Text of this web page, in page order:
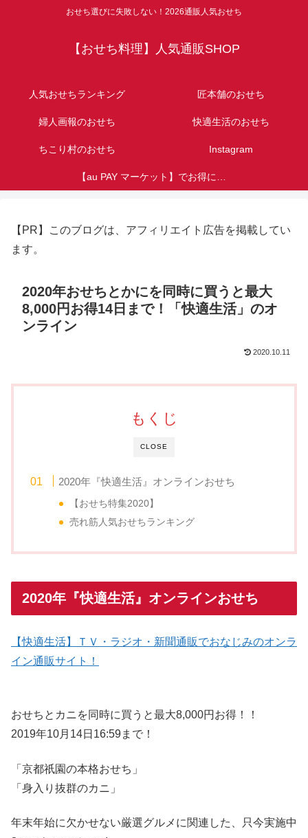
おせち選びに失敗しない！2026通販人気おせち
【おせち料理】人気通販SHOP
人気おせちランキング 匠本舗のおせち
婦人画報のおせち 快適生活のおせち
ちこり村のおせち Instagram
【au PAY マーケット】でお得におせち購入！au・UQユーザー必見！Pontaポイント特典
【PR】このブログは、アフィリエイト広告を掲載してい
ます。
2020年おせちとかにを同時に買うと最大
8,000円お得14日まで！「快適生活」のオ
ンライン
2020.10.11
CLOSE
もくじ
2020年『快適生活』オンラインおせち
【おせち特集2020】
売れ筋人気おせちランキング
2020年『快適生活』オンラインおせち
【快適生活】ＴＶ・ラジオ・新聞通販でおなじみのオンラ
イン通販サイト！
おせちとカニを同時に買うと最大8,000円お得！！
2019年10月14日16:59まで！
「京都祇園の本格おせち」
「身入り抜群のカニ」
年末年始に欠かせない厳選グルメに関連した、只今実施中